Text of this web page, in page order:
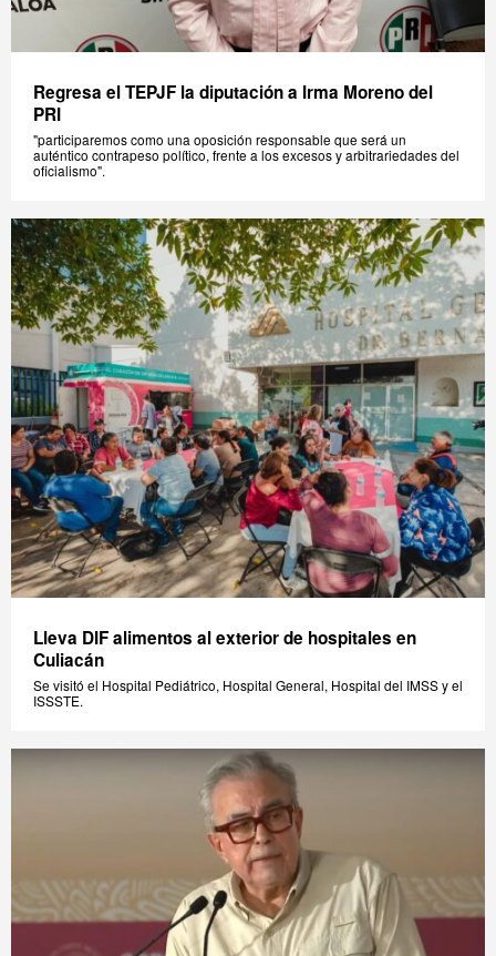
Regresa el TEPJF la diputación a Irma Moreno del
PRI
"participaremos como una oposición responsable que será un
auténtico contrapeso político, frente a los excesos y arbitrariedades del
oficialismo".
Lleva DIF alimentos al exterior de hospitales en
Culiacán
Se visitó el Hospital Pediátrico, Hospital General, Hospital del IMSS y el
ISSSTE.